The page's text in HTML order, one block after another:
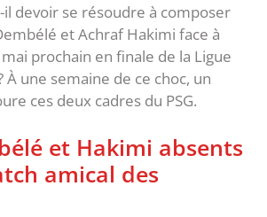
il devoir se résoudre à composer
et Achraf Hakimi face à
prochain en finale de la Ligue
À une semaine de ce choc, un
ces deux cadres du PSG.
et Hakimi absents
amical des